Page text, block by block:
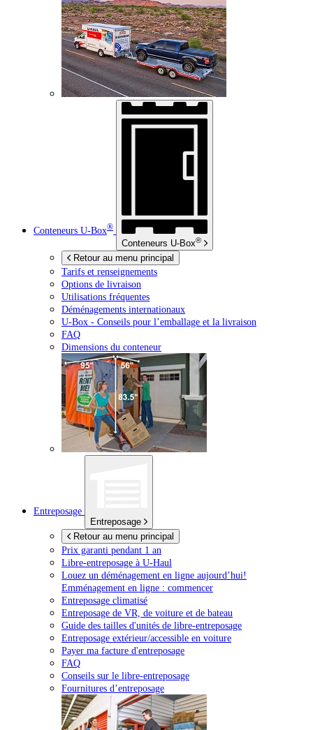
Conteneurs U-Box®
Conteneurs U-Box®
Retour au menu principal
Tarifs et renseignements
Options de livraison
Utilisations fréquentes
Déménagements internationaux
U-Box - Conseils pour l’emballage et la livraison
FAQ
Dimensions du conteneur
Entreposage
Entreposage
Retour au menu principal
Prix garanti pendant 1 an
Libre-entreposage à U-Haul
Louez un déménagement en ligne aujourd’hui!
Emménagement en ligne : commencer
Entreposage climatisé
Entreposage de VR, de voiture et de bateau
Guide des tailles d'unités de libre-entreposage
Entreposage extérieur/accessible en voiture
Payer ma facture d'entreposage
FAQ
Conseils sur le libre-entreposage
Fournitures d’entreposage